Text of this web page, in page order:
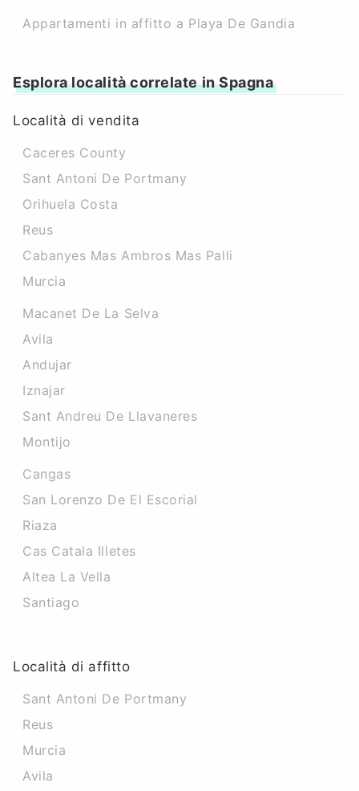
Appartamenti in affitto a Playa De Gandia
Esplora località correlate in Spagna
Località di vendita
Caceres County
Sant Antoni De Portmany
Orihuela Costa
Reus
Cabanyes Mas Ambros Mas Palli
Murcia
Macanet De La Selva
Avila
Andujar
Iznajar
Sant Andreu De Llavaneres
Montijo
Cangas
San Lorenzo De El Escorial
Riaza
Cas Catala Illetes
Altea La Vella
Santiago
Località di affitto
Sant Antoni De Portmany
Reus
Murcia
Avila